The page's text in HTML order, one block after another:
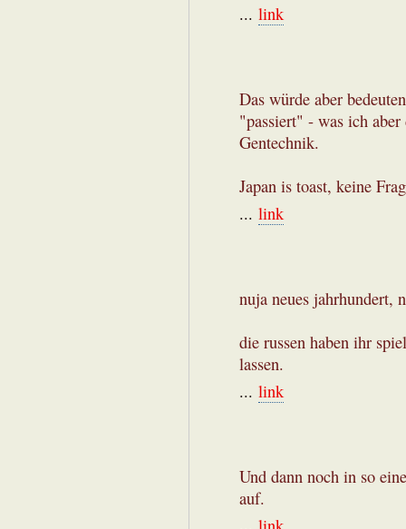
... link
Das würde aber
"passiert" - was ich
Gentechnik.
Japan is toast, keine
... link
nuja neues jahrhundert,
die russen haben ihr
lassen.
... link
Und dann noch in so
auf.